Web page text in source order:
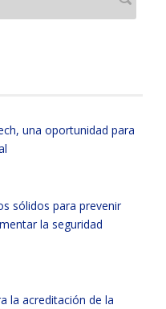
una oportunidad para
sólidos para prevenir
la seguridad
la acreditación de la